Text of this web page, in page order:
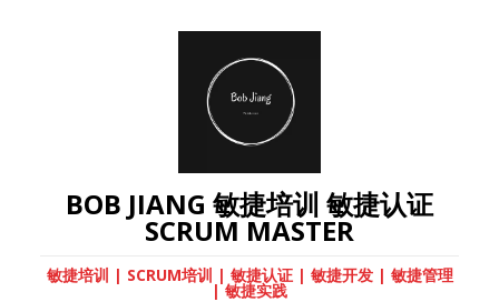
BOB JIANG 敏捷培训 敏捷认证
SCRUM MASTER
敏捷培训 | SCRUM培训 | 敏捷认证 | 敏捷开发 | 敏捷管理
| 敏捷实践